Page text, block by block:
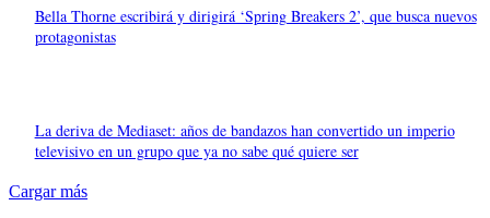
Bella Thorne escribirá y dirigirá ‘Spring Breakers 2’, que busca nuevos
protagonistas
La deriva de Mediaset: años de bandazos han convertido un imperio
televisivo en un grupo que ya no sabe qué quiere ser
Cargar más